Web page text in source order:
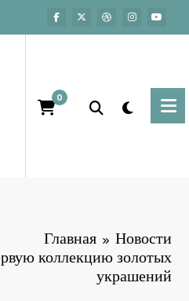
0
Главная
Новости
коллекцию золотых
украшений